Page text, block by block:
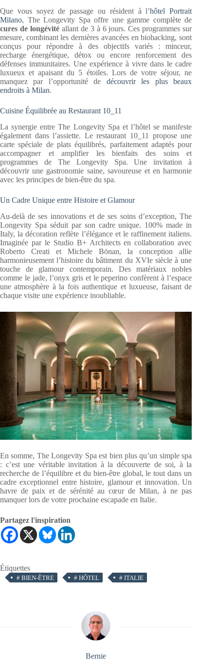
Que vous soyez de passage ou résident à l’hôtel Portrait
Milano, The Longevity Spa offre une gamme complète de
cures de longévitéallant de 3 à 6 jours. Ces programmes sur
mesure, combinant les dernières avancées en biohacking, sont
conçus pour répondre à des objectifs variés : minceur,
recharge énergétique, détox ou encore renforcement des
défenses immunitaires. Une expérience à vivre dans le cadre
luxueux et apaisant du 5 étoiles. Lors de votre séjour, ne
manquez par l’opportunité de découvrir les plus beaux
endroits à Milan.
Cuisine Équilibrée au Restaurant 10_11
La synergie entre The Longevity Spa et l’hôtel se manifeste
également dans l’assiette. Le restaurant 10_11 propose une
carte spéciale de plats équilibrés, parfaitement adaptés pour
accompagner et amplifier les bienfaits des soins et
programmes de The Longevity Spa. Une invitation à
découvrir une gastronomie saine, savoureuse et en harmonie
avec les principes de bien-être du spa.
Un Cadre Unique entre Histoire et Glamour
Au-delà de ses innovations et de ses soins d’exception, The
Longevity Spa séduit par son cadre unique. 100% made in
Italy, la décoration reflète l’élégance et le raffinement italiens.
Imaginée par le Studio B+ Architects en collaboration avec
Roberto Creati et Michele Bönan, la conception allie
harmonieusement l’histoire du bâtiment du XVIe siècle à une
touche de glamour contemporain. Des matériaux nobles
comme le jade, l’onyx gris et le peperino confèrent à l’espace
une atmosphère à la fois authentique et luxueuse, faisant de
chaque visite une expérience inoubliable.
En somme, The Longevity Spa est bien plus qu’un simple spa
: c’est une véritable invitation à la découverte de soi, à la
recherche de l’équilibre et du bien-être global, le tout dans un
cadre exceptionnel entre histoire, glamour et innovation. Un
havre de paix et de sérénité au cœur de Milan, à ne pas
manquer lors de votre prochaine escapade en Italie.
Partagez l'inspiration
Étiquettes
# BIEN-ÊTRE # HÔTEL # ITALIE
Bernie